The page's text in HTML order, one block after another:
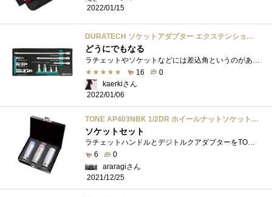
2022/01/15
DURATECH ソケットアダプター エクステンションバー ユニバーサルソケット ソケット変換アダプター 差込角6.35mm 9.5mm 12.7mm CR-V製 メッキ仕上げ 収納ケース付 10点セット
どうにでもなる
16
0
kaerkiさん
2022/01/06
TONE AP403NBK 1/2DR ホイールナットソケットセット 3本組
ソケットセット
ラチェットハンドルとデジトルクアダプターをTONEで揃えたので、ソケットもTONEにしようと思いこちらを購入。レール付きの物も有ったが、ケース...
6
0
araragiさん
2021/12/25